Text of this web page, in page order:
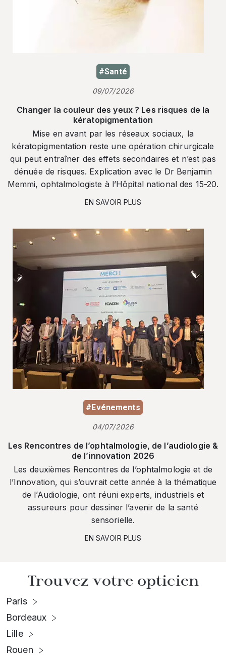
#Santé
09/07/2026
Changer la couleur des yeux ? Les risques de la
kératopigmentation
Mise en avant par les réseaux sociaux, la
kératopigmentation reste une opération chirurgicale
qui peut entraîner des effets secondaires et n’est pas
dénuée de risques. Explication avec le Dr Benjamin
Memmi, ophtalmologiste à l’Hôpital national des 15-20.
EN SAVOIR PLUS
#Evénements
04/07/2026
Les Rencontres de l’ophtalmologie, de l’audiologie &
de l’innovation 2026
Les deuxièmes Rencontres de l’ophtalmologie et de
l’Innovation, qui s’ouvrait cette année à la thématique
de l’Audiologie, ont réuni experts, industriels et
assureurs pour dessiner l’avenir de la santé
sensorielle.
EN SAVOIR PLUS
Trouvez votre opticien
Paris
Bordeaux
Lille
Rouen